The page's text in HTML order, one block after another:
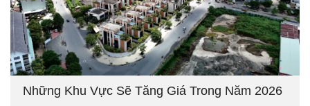
Những Khu Vực Sẽ Tăng Giá Trong Năm 2026